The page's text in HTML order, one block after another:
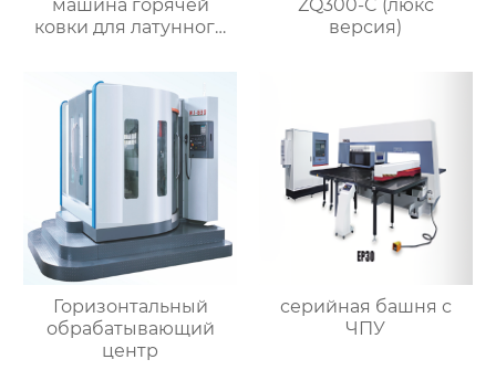
машина горячей
ковки для латунного
ZQ300-C (люкс
версия)
Горизонтальный
обрабатывающий
центр
серийная башня с
ЧПУ